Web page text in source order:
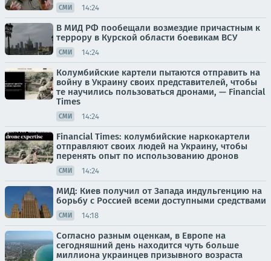
СМИ 14:24
В МИД РФ пообещали возмездие причастным к
террору в Курской области боевикам ВСУ
СМИ 14:24
Колумбийские картели пытаются отправить на
войну в Украину своих представителей, чтобы
те научились пользоваться дронами, — Financial
Times
СМИ 14:24
Financial Times: колумбийские наркокартели
отправляют своих людей на Украину, чтобы
перенять опыт по использованию дронов
СМИ 14:24
МИД: Киев получил от Запада индульгенцию на
борьбу с Россией всеми доступными средствами
СМИ 14:18
Согласно разным оценкам, в Европе на
сегодняшний день находится чуть больше
миллиона украинцев призывного возраста